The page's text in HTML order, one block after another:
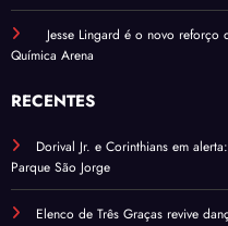
Jesse Lingard é o novo
Química Arena
RECENTES
Dorival Jr. e Corinthians em
Parque São Jorge
Elenco de Três Graças revive